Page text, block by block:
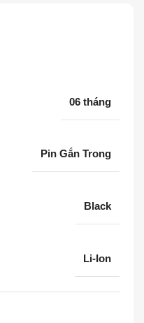
06 tháng
Pin Gắn Trong
Black
Li-Ion